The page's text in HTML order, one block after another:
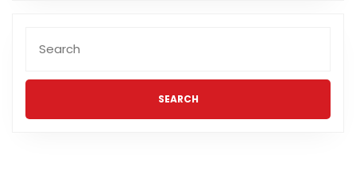
for: